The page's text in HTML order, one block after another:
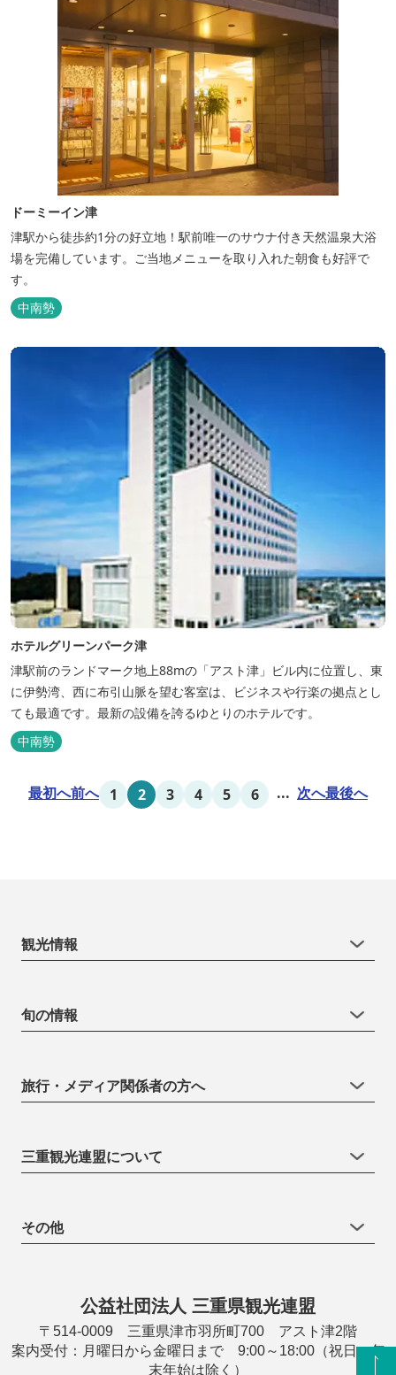
ドーミーイン津
津駅から徒歩約1分の好立地！駅前唯一のサウナ付き天然温泉大浴
場を完備しています。ご当地メニューを取り入れた朝食も好評で
す。
中南勢
ホテルグリーンパーク津
津駅前のランドマーク地上88mの「アスト津」ビル内に位置し、東
に伊勢湾、西に布引山脈を望む客室は、ビジネスや行楽の拠点とし
ても最適です。最新の設備を誇るゆとりのホテルです。
中南勢
最初へ前へ 1 2 3 4 5 6 ... 次へ最後へ
観光情報
旬の情報
旅行・メディア関係者の方へ
三重観光連盟について
その他
公益社団法人 三重県観光連盟
〒514-0009 三重県津市羽所町700 アスト津2階
案内受付：月曜日から金曜日まで 9:00～18:00（祝日・年
末年始は除く）